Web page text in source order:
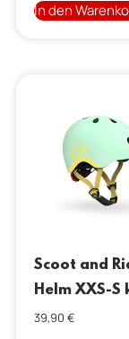
In den
Scoot and
Helm XXS-S
39,90 €